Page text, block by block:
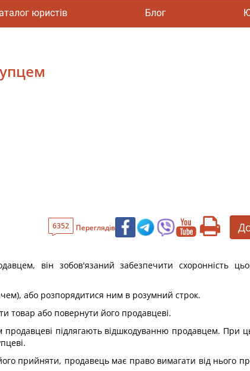
юристів Блог
6352 Переглядів
він зобов'язаний забезпечити схоронність
або розпорядитися ним в розумний строк.
товар або повернути його продавцеві.
продавцеві підлягають відшкодуванню продавцем. При
прийняти, продавець має право вимагати від нього